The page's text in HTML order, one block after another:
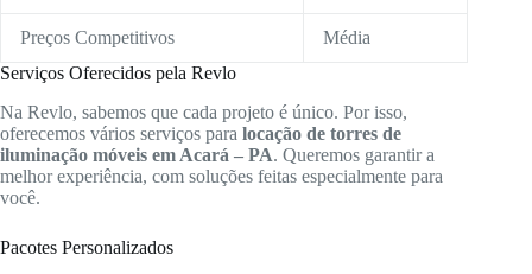
Preços Competitivos
Média
Serviços Oferecidos pela Revlo
Na Revlo, sabemos que cada projeto é único. Por isso,
oferecemos vários serviços para locação de torres de
iluminação móveis em Acará – PA. Queremos garantir a
melhor experiência, com soluções feitas especialmente para
você.
Pacotes Personalizados